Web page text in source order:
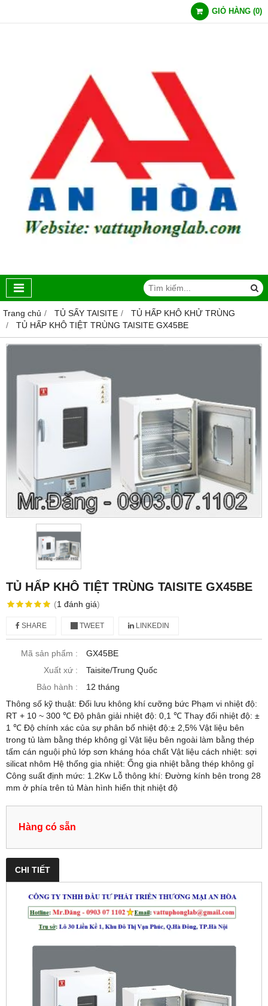
GIỎ HÀNG (0)
Trang chủ TỦ SẤY TAISITE
TỦ HẤP KHÔ KHỬ TRÙNG
TỦ HẤP KHÔ TIỆT TRÙNG TAISITE GX45BE
TỦ HẤP KHÔ TIỆT TRÙNG TAISITE GX45BE
(1 đánh giá)
SHARE TWEET LINKEDIN
Mã sản phẩm :
GX45BE
Xuất xứ :
Taisite/Trung Quốc
Bảo hành :
12 tháng
Thông số kỹ thuật: Đối lưu không khí cưỡng bức Phạm vi nhiệt độ:
RT + 10 ~ 300 ℃ Độ phân giải nhiệt độ: 0,1 ℃ Thay đổi nhiệt độ: ±
1 ℃ Độ chính xác của sự phân bố nhiệt độ:± 2,5% Vật liệu bên
trong tủ làm bằng thép không gỉ Vật liệu bên ngoài làm bằng thép
tấm cán nguội phủ lớp sơn kháng hóa chất Vật liệu cách nhiệt: sợi
silicat nhôm Hệ thống gia nhiệt: Ống gia nhiệt bằng thép không gỉ
Công suất định mức: 1.2Kw Lỗ thông khí: Đường kính bên trong 28
mm ở phía trên tủ Màn hình hiển thịt nhiệt độ
Hàng có sẵn
CHI TIẾT